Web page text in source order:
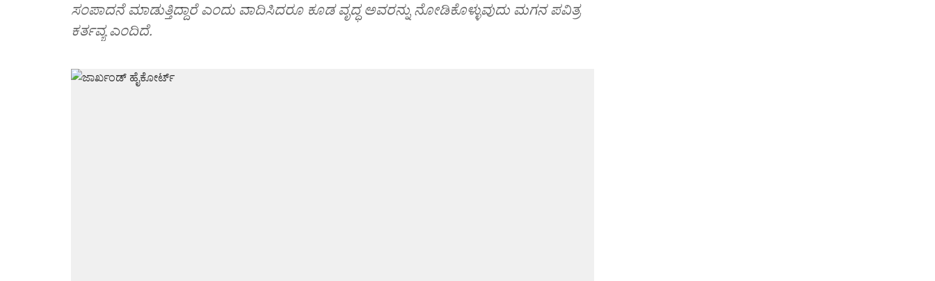
ಸಂಪಾದನೆ ಮಾಡುತ್ತಿದ್ದಾರೆ ಎಂದು ವಾದಿಸಿದರೂ ಕೂಡ ವೃದ್ಧ ಅವರನ್ನು ನೋಡಿಕೊಳ್ಳುವುದು ಮಗನ ಪವಿತ್ರ
ಕರ್ತವ್ಯ ಎಂದಿದೆ.